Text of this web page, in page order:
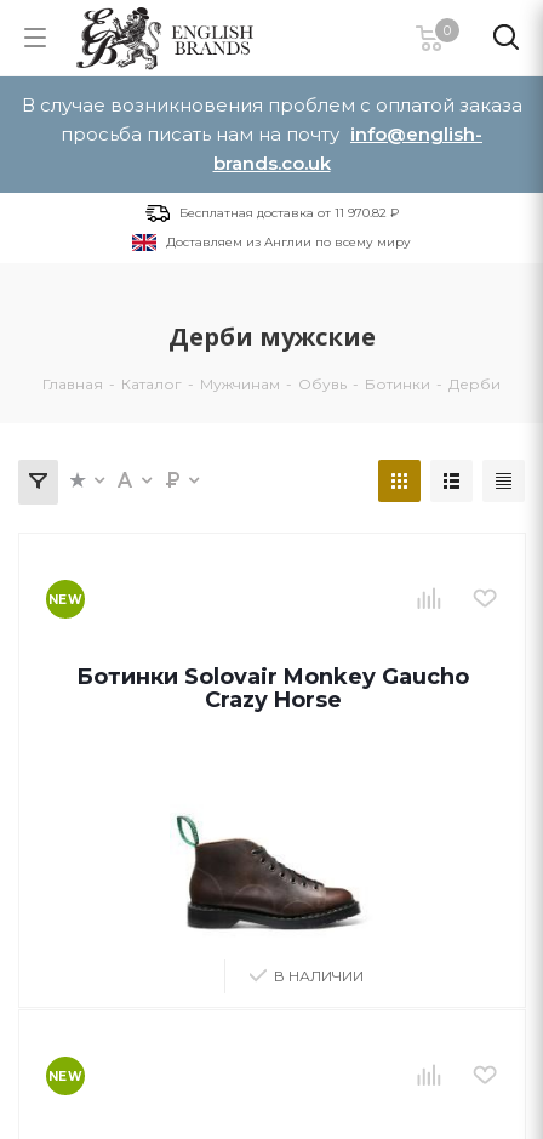
0
В случае возникновения проблем с оплатой заказа
просьба писать нам на почту info@english-
brands.co.uk
Бесплатная доставка от 11 970.82 ₽
Доставляем из Англии по всему миру
Дерби мужские
Главная - Каталог - Мужчинам - Обувь - Ботинки - Дерби
NEW
Ботинки Solovair Monkey Gaucho
Crazy Horse
В НАЛИЧИИ
NEW